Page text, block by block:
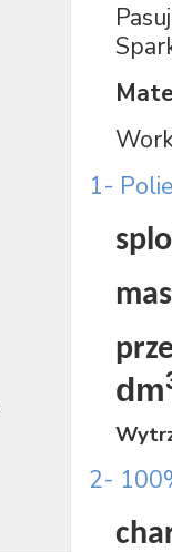
1-
dm
2-